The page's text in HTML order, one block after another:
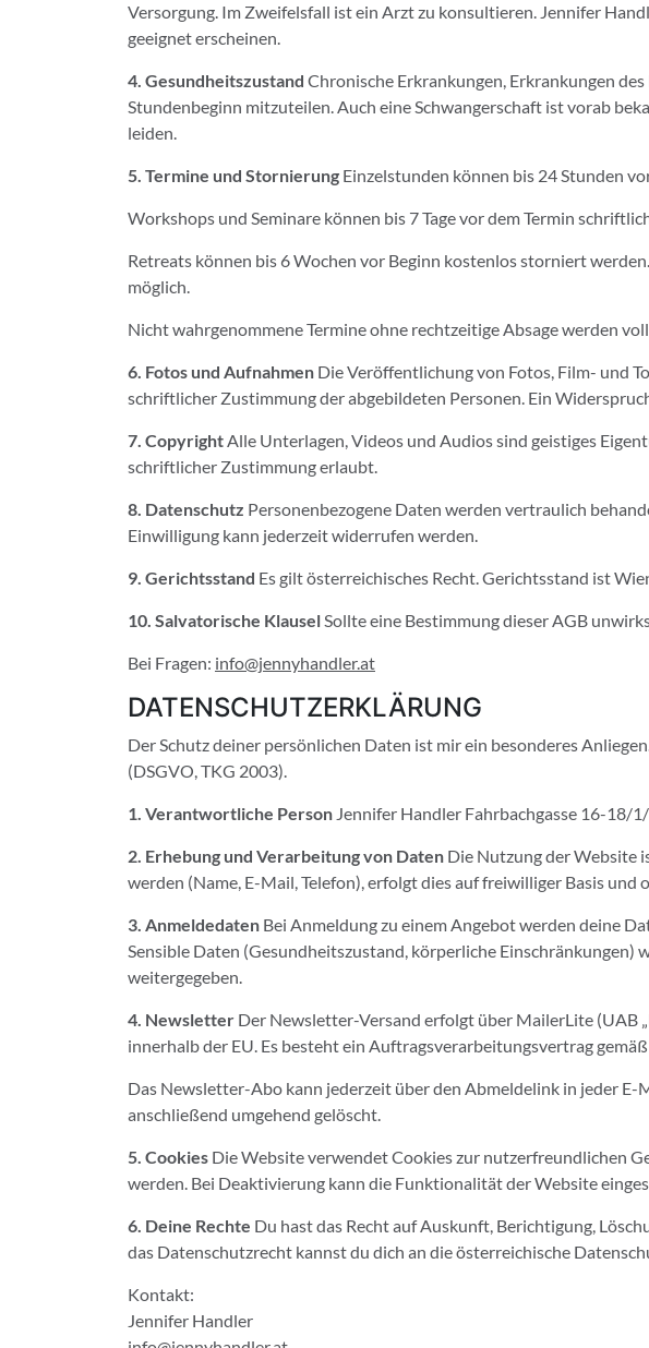
Versorgung. Im Zweifelsfall ist ein Arzt zu konsultieren. Jennifer
geeignet erscheinen.
4. Gesundheitszustand Chronische Erkrankungen, Erkrankungen
Stundenbeginn mitzuteilen. Auch eine Schwangerschaft ist vorab
leiden.
5. Termine und Stornierung Einzelstunden können bis 24 Stunden
Workshops und Seminare können bis 7 Tage vor dem Termin
Retreats können bis 6 Wochen vor Beginn kostenlos storniert
möglich.
Nicht wahrgenommene Termine ohne rechtzeitige Absage werden
6. Fotos und Aufnahmen Die Veröffentlichung von Fotos, Film- und
schriftlicher Zustimmung der abgebildeten Personen. Ein
7. CopyrightAlle Unterlagen, Videos und Audios sind geistiges
schriftlicher Zustimmung erlaubt.
8. Datenschutz Personenbezogene Daten werden vertraulich
Einwilligung kann jederzeit widerrufen werden.
9. Gerichtsstand Es gilt österreichisches Recht. Gerichtsstand ist
10. Salvatorische KlauselSollte eine Bestimmung dieser AGB
Bei Fragen: info@jennyhandler.at
DATENSCHUTZERKLÄRUNG
Der Schutz deiner persönlichen Daten ist mir ein besonderes
(DSGVO, TKG 2003).
1. Verantwortliche Person Jennifer Handler Fahrbachgasse 16-18/
2. Erhebung und Verarbeitung von Daten Die Nutzung der Website
werden (Name, E-Mail, Telefon), erfolgt dies auf freiwilliger Basis und
3. Anmeldedaten Bei Anmeldung zu einem Angebot werden deine
Sensible Daten (Gesundheitszustand, körperliche
weitergegeben.
4. Newsletter Der Newsletter-Versand erfolgt über MailerLite (UAB
innerhalb der EU. Es besteht ein Auftragsverarbeitungsvertrag
Das Newsletter-Abo kann jederzeit über den Abmeldelink in jeder E-
anschließend umgehend gelöscht.
5. Cookies Die Website verwendet Cookies zur nutzerfreundlichen
werden. Bei Deaktivierung kann die Funktionalität der Website
6. Deine Rechte Du hast das Recht auf Auskunft, Berichtigung,
das Datenschutzrecht kannst du dich an die österreichische
Kontakt:
Jennifer Handler